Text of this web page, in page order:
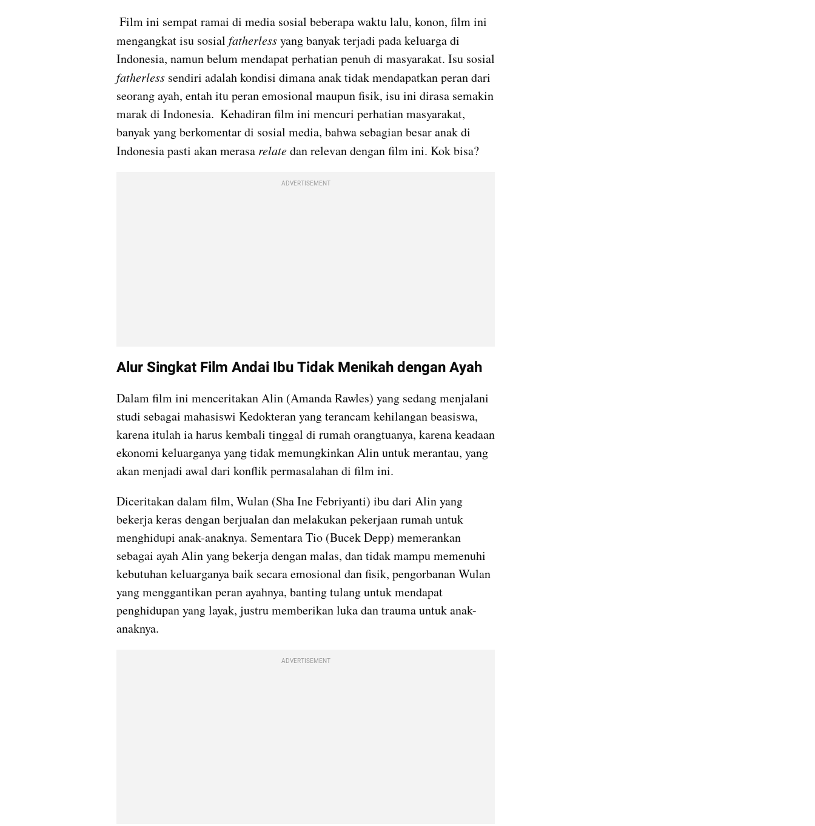
mengangkat isu sosial fatherless yang banyak terjadi pada keluarga di
fatherless sendiri adalah kondisi dimana anak tidak mendapatkan peran dari
seorang ayah, entah itu peran emosional maupun fisik, isu ini dirasa semakin
marak di Indonesia.  Kehadiran film ini mencuri perhatian masyarakat,
banyak yang berkomentar di sosial media, bahwa sebagian besar anak di
Indonesia pasti akan merasa relate dan relevan dengan film ini. Kok bisa?
ADVERTISEMENT
Alur Singkat Film Andai Ibu Tidak Menikah dengan Ayah
Dalam film ini menceritakan Alin (Amanda Rawles) yang sedang menjalani
studi sebagai mahasiswi Kedokteran yang terancam kehilangan beasiswa,
karena itulah ia harus kembali tinggal di rumah orangtuanya, karena keadaan
ekonomi keluarganya yang tidak memungkinkan Alin untuk merantau, yang
akan menjadi awal dari konflik permasalahan di film ini.
Diceritakan dalam film, Wulan (Sha Ine Febriyanti) ibu dari Alin yang
bekerja keras dengan berjualan dan melakukan pekerjaan rumah untuk
menghidupi anak-anaknya. Sementara Tio (Bucek Depp) memerankan
sebagai ayah Alin yang bekerja dengan malas, dan tidak mampu memenuhi
kebutuhan keluarganya baik secara emosional dan fisik, pengorbanan Wulan
yang menggantikan peran ayahnya, banting tulang untuk mendapat
penghidupan yang layak, justru memberikan luka dan trauma untuk anak-
anaknya.
ADVERTISEMENT